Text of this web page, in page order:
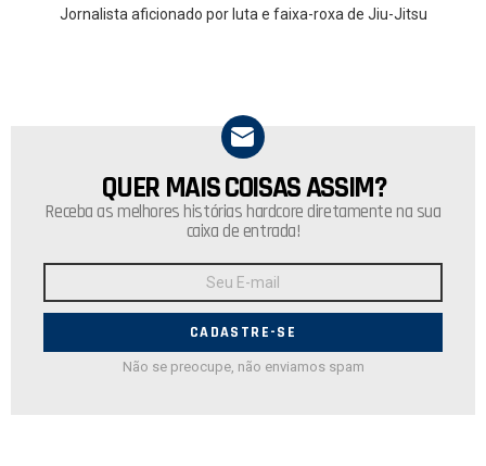
Jornalista aficionado por luta e faixa-roxa de Jiu-Jitsu
NEWSLETTER
QUER MAIS COISAS ASSIM?
Receba as melhores histórias hardcore diretamente na sua
caixa de entrada!
E-
Não se preocupe, não enviamos spam